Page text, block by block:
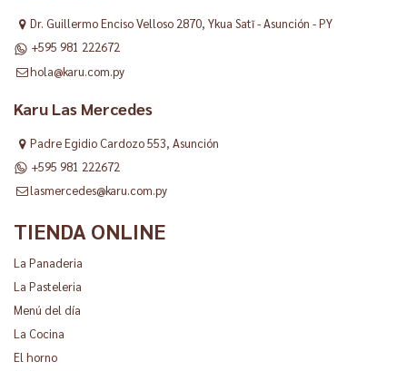
Dr. Guillermo Enciso Velloso 2870, Ykua Satĩ - Asunción - PY
+595 981 222672
hola@karu.com.py
Karu Las Mercedes
Padre Egidio Cardozo 553, Asunción
+595 981 222672
lasmercedes@karu.com.py
TIENDA ONLINE
La Panaderia
La Pasteleria
Menú del día
La Cocina
El horno